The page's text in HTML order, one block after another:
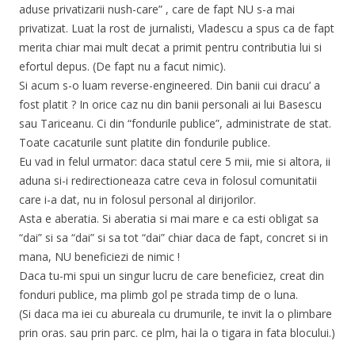
aduse privatizarii nush-care” , care de fapt NU s-a mai
privatizat. Luat la rost de jurnalisti, Vladescu a spus ca de fapt
merita chiar mai mult decat a primit pentru contributia lui si
efortul depus. (De fapt nu a facut nimic).
Si acum s-o luam reverse-engineered. Din banii cui dracu’ a
fost platit ? In orice caz nu din banii personali ai lui Basescu
sau Tariceanu. Ci din “fondurile publice”, administrate de stat.
Toate cacaturile sunt platite din fondurile publice.
Eu vad in felul urmator: daca statul cere 5 mii, mie si altora, ii
aduna si-i redirectioneaza catre ceva in folosul comunitatii
care i-a dat, nu in folosul personal al dirijorilor.
Asta e aberatia. Si aberatia si mai mare e ca esti obligat sa
“dai” si sa “dai” si sa tot “dai” chiar daca de fapt, concret si in
mana, NU beneficiezi de nimic !
Daca tu-mi spui un singur lucru de care beneficiez, creat din
fonduri publice, ma plimb gol pe strada timp de o luna.
(Si daca ma iei cu abureala cu drumurile, te invit la o plimbare
prin oras. sau prin parc. ce plm, hai la o tigara in fata blocului.)